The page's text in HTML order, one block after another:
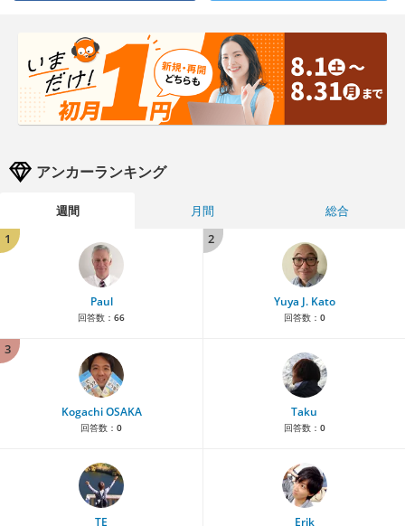
アンカーランキング
週間 月間
総合
1
Paul
回答数： 66
2
Yuya J. Kato
回答数： 0
3
Kogachi OSAKA
回答数： 0
Taku
回答数： 0
TE Erik